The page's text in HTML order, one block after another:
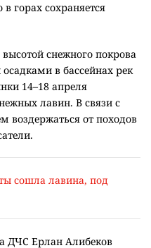
горах сохраняется
снежного покрова
в бассейнах рек
14–18 апреля
лавин. В связи с
от походов
сошла лавина, под
ДЧС Ерлан Алибеков